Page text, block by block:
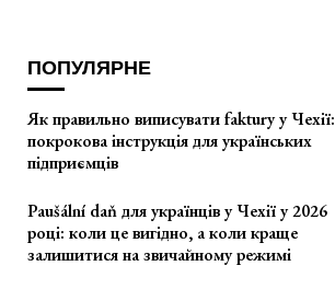
ПОПУЛЯРНЕ
Як правильно виписувати faktury у Чехії:
покрокова інструкція для українських
підприємців
Paušální daň для українців у Чехії у 2026
році: коли це вигідно, а коли краще
залишитися на звичайному режимі